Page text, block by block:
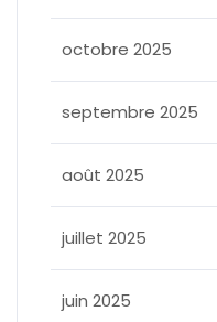
octobre 2025
septembre 2025
août 2025
juillet 2025
juin 2025